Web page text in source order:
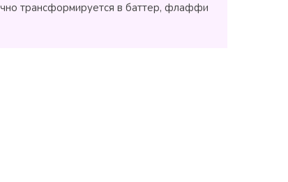
трансформируется в баттер, флаффи